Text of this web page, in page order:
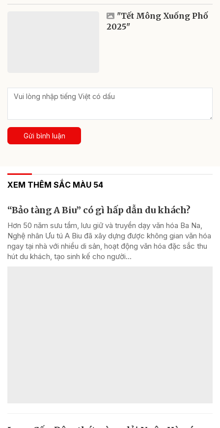
"Tết Mông Xuống Phố
2025"
Gửi bình luận
XEM THÊM SẮC MÀU 54
“Bảo tàng A Biu” có gì hấp dẫn du khách?
Hơn 50 năm sưu tầm, lưu giữ và truyền dạy văn hóa Ba Na,
Nghệ nhân Ưu tú A Biu đã xây dựng được không gian văn hóa
ngay tại nhà với nhiều di sản, hoạt động văn hóa đặc sắc thu
hút du khách, tạo sinh kế cho người...